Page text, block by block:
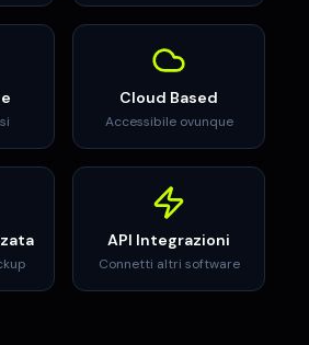
Cloud Based
Accessibile ovunque
API Integrazioni
Connetti altri software